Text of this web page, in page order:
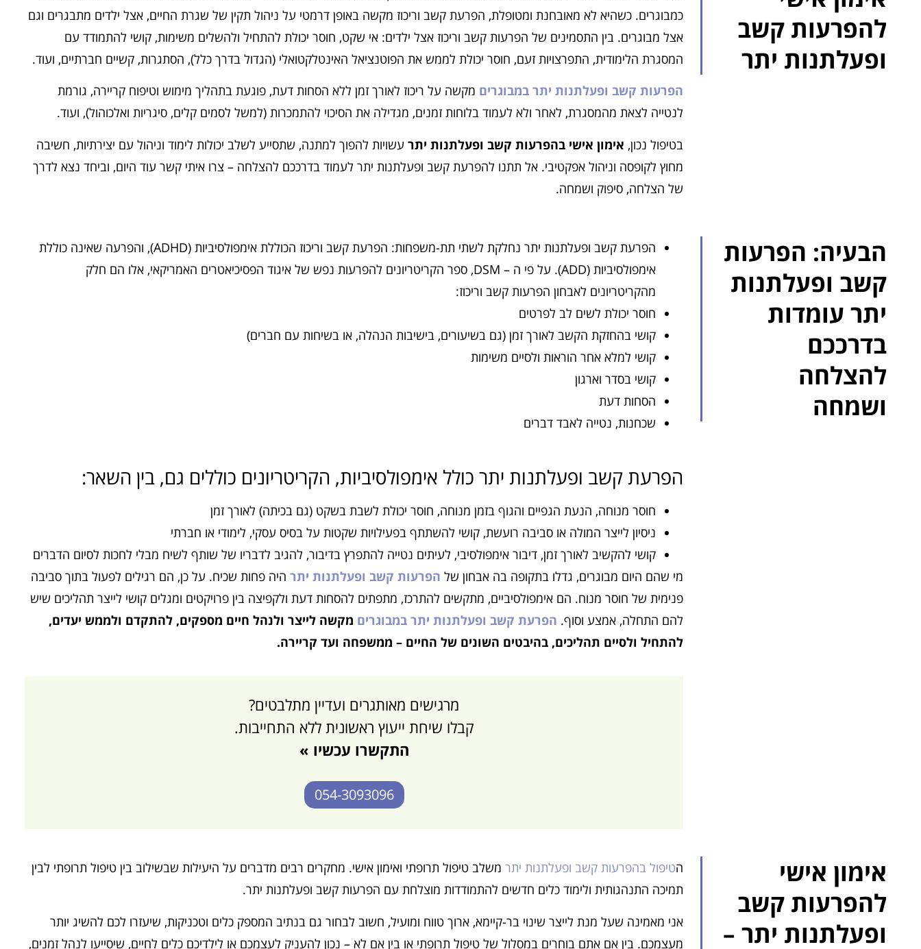
להפרעות קשב
ופעלתנות יתר
כמבוגרים. כשהיא לא מאובחנת ומטופלת, הפרעת קשב וריכוז מקשה באופן דרמטי על ניהול תקין של שגרת החיים, אצל ילדים מתבגרים וגם
אצל מבוגרים. בין התסמינים של הפרעות קשב וריכוז אצל ילדים: אי שקט, חוסר יכולת להתחיל ולהשלים משימות, קושי להתמודד עם
המסגרת הלימודית, התפרצויות זעם, חוסר יכולת לממש את הפוטנציאל האינטלקטואלי (הגדול בדרך כלל), הסתגרות, קשיים חברתיים, ועוד.
הפרעות קשב ופעלתנות יתר במבוגרים מקשה על ריכוז לאורך זמן ללא הסחות דעת, פוגעת בתהליך מימוש וטיפוח קריירה, גורמת
לנטייה לצאת מהמסגרת, לאחר ולא לעמוד בלוחות זמנים, מגדילה את הסיכוי להתמכרות (למשל לסמים קלים, סיגריות ואלכוהול), ועוד.
בטיפול נכון, אימון אישי בהפרעות קשב ופעלתנות יתר עשויות להפוך למתנה, שתסייע לשלב יכולות לימוד וניהול עם יצירתיות, חשיבה
מחוץ לקופסה וניהול אפקטיבי. אל תתנו להפרעת קשב ופעלתנות יתר לעמוד בדרככם להצלחה – צרו איתי קשר עוד היום, וביחד נצא לדרך
של הצלחה, סיפוק ושמחה.
הבעיה: הפרעות
קשב ופעלתנות
יתר עומדות
בדרככם
להצלחה
ושמחה
הפרעת קשב ופעלתנות יתר נחלקת לשתי תת-משפחות: הפרעת קשב וריכוז הכוללת אימפולסיביות (ADHD), והפרעה שאינה כוללת
אימפולסיביות (ADD). על פי ה – DSM, ספר הקריטריונים להפרעות נפש של איגוד הפסיכיאטרים האמריקאי, אלו הם חלק
מהקריטריונים לאבחון הפרעות קשב וריכוז:
חוסר יכולת לשים לב לפרטים
קושי בהחזקת הקשב לאורך זמן (גם בשיעורים, בישיבות הנהלה, או בשיחות עם חברים)
קושי למלא אחר הוראות ולסיים משימות
קושי בסדר וארגון
הסחות דעת
שכחנות, נטייה לאבד דברים
הפרעת קשב ופעלתנות יתר כולל אימפולסיביות, הקריטריונים כוללים גם, בין השאר:
חוסר מנוחה, הנעת הגפיים והגוף בזמן מנוחה, חוסר יכולת לשבת בשקט (גם בכיתה) לאורך זמן
ניסיון לייצר המולה או סביבה רועשת, קושי להשתתף בפעילויות שקטות על בסיס עסקי, לימודי או חברתי
קושי להקשיב לאורך זמן, דיבור אימפולסיבי, לעיתים נטייה להתפרץ בדיבור, להגיב לדבריו של שותף לשיח מבלי לחכות לסיום הדברים
מי שהם היום מבוגרים, גדלו בתקופה בה אבחון של הפרעות קשב ופעלתנות יתר היה פחות שכיח. על כן, הם רגילים לפעול בתוך סביבה
פנימית של חוסר מנוח. הם אימפולסיביים, מתקשים להתרכז, מתפתים להסחות דעת ולקפיצה בין פרויקטים ומגלים קושי לייצר תהליכים שיש
להם התחלה, אמצע וסוף. הפרעת קשב ופעלתנות יתר במבוגרים מקשה לייצר ולנהל חיים מספקים, להתקדם ולממש יעדים,
להתחיל ולסיים תהליכים, בהיבטים השונים של החיים – ממשפחה ועד קריירה.
מרגישים מאותגרים ועדיין מתלבטים?
קבלו שיחת ייעוץ ראשונית ללא התחייבות.
התקשרו עכשיו »
054-3093096
אימון אישי
להפרעות קשב
ופעלתנות יתר –
הטיפול בהפרעות קשב ופעלתנות יתרמשלב טיפול תרופתי ואימון אישי. מחקרים רבים מדברים על היעילות שבשילוב בין טיפול תרופתי לבין
תמיכה התנהגותית ולימוד כלים חדשים להתמודדות מוצלחת עם הפרעות קשב ופעלתנות יתר.
אני מאמינה שעל מנת לייצר שינוי בר-קיימא, ארוך טווח ומועיל, חשוב לבחור גם בנתיב המספק כלים וטכניקות, שיעזרו לכם להשיג יותר
מעצמכם. בין אם אתם בוחרים במסלול של טיפול תרופתי או בין אם לא – נכון להעניק לעצמכם או לילדיכם כלים לחיים, שיסייעו לנהל זמנים,